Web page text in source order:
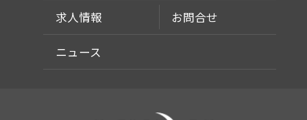
求人情報 お問合せ
ニュース